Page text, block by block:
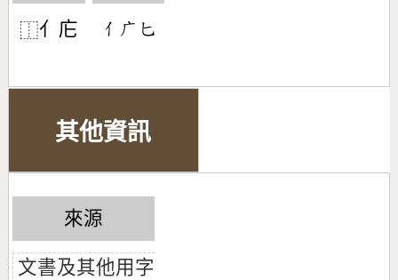
⿰亻庀 󶀭󶂉󶀗
其他資訊
來源
文書及其他用字